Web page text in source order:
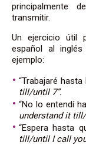
principalmente
transmitir.
Un ejercicio útil
español al inglés
ejemplo:
“Trabajaré
till/until 7”.
“No lo entendí
understand it
“Espera hasta
till/until I call